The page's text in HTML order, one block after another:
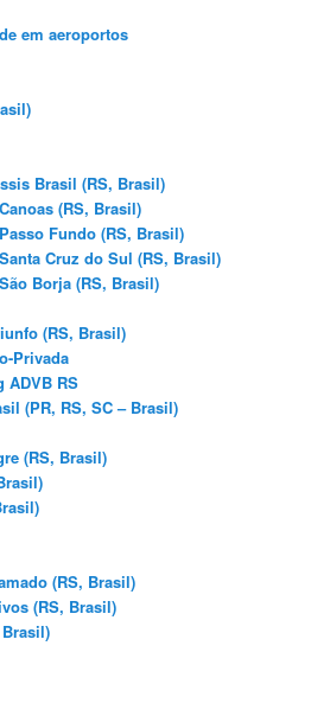
em aeroportos
Brasil (RS, Brasil)
(RS, Brasil)
Fundo (RS, Brasil)
Cruz do Sul (RS, Brasil)
Borja (RS, Brasil)
(RS, Brasil)
Privada
ADVB RS
(PR, RS, SC – Brasil)
(RS, Brasil)
(RS, Brasil)
(RS, Brasil)